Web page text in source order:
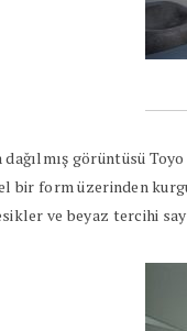
görüntüsü
form üzerinden
ve beyaz tercihi